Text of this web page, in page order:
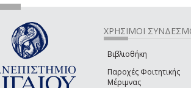
ΧΡΗΣΙΜΟΙ
Βιβλιοθήκη
Παροχές Φοιτητικής
Μέριμνας